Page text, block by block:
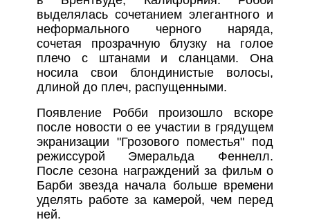
выделялась сочетанием элегантного и
неформального черного наряда,
сочетая прозрачную блузку на голое
плечо с штанами и сланцами. Она
носила свои блондинистые волосы,
длиной до плеч, распущенными.
Появление Робби произошло вскоре
после новости о ее участии в грядущем
экранизации "Грозового поместья" под
режиссурой Эмеральда Феннелл.
После сезона награждений за фильм о
Барби звезда начала больше времени
уделять работе за камерой, чем перед
ней.